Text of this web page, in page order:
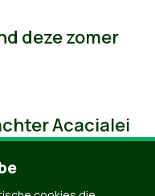
deze zomer
Acacialei